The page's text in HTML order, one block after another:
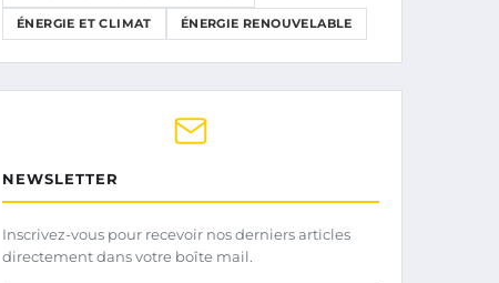
ÉNERGIE ET CLIMAT ÉNERGIE RENOUVELABLE
NEWSLETTER
Inscrivez-vous pour recevoir nos derniers articles
directement dans votre boîte mail.